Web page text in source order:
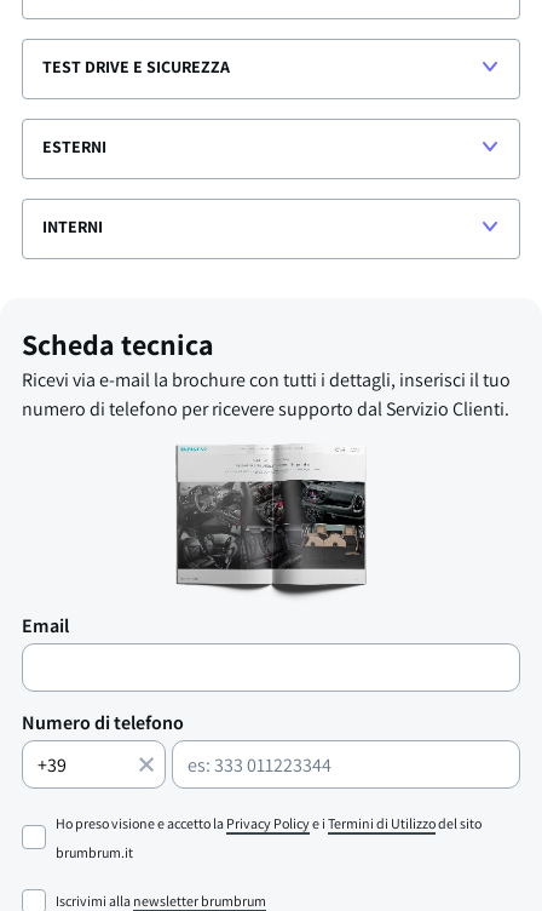
TEST DRIVE E SICUREZZA
ESTERNI
INTERNI
Scheda tecnica
Ricevi via e-mail la brochure con tutti i dettagli, inserisci il tuo
numero di telefono per ricevere supporto dal Servizio Clienti.
Email
Numero di telefono
Ho preso visione e accetto la Privacy Policye i Termini di Utilizzodel sito
brumbrum.it
Iscrivimi alla newsletter brumbrum